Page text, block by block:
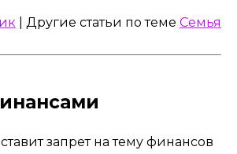
| Другие статьи по теме Семья
запрет на тему финансов